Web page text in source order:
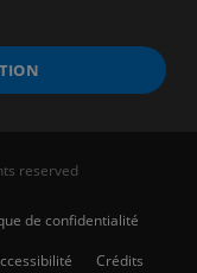
reserved
de confidentialité
Crédits